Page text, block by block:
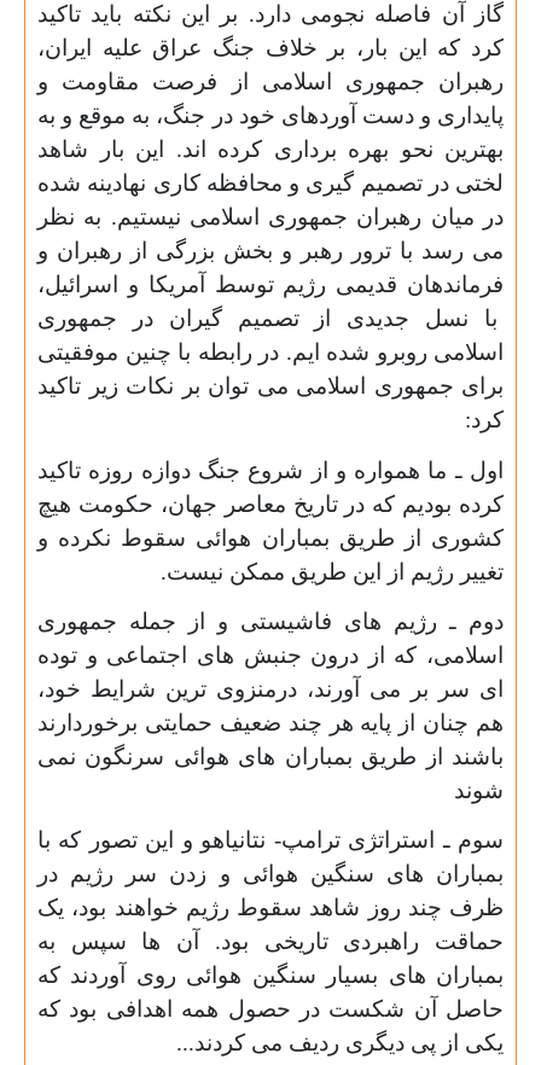
گاز آن فاصله نجومی دارد. بر این نکته باید تاکید
کرد که این بار، بر خلاف جنگ عراق علیه ایران،
رهبران جمهوری اسلامی از فرصت مقاومت و
پایداری و دست آوردهای خود در جنگ، به موقع و به
بهترین نحو بهره برداری کرده اند. این بار شاهد
لختی در تصمیم گیری و محافظه کاری نهادینه شده
در میان رهبران جمهوری اسلامی نیستیم. به نظر
می رسد با ترور رهبر و بخش بزرگی از رهبران و
فرماندهان قدیمی رژیم توسط آمریکا و اسرائیل،
با نسل جدیدی از تصمیم گیران در جمهوری
اسلامی روبرو شده ایم. در رابطه با چنین موفقیتی
برای جمهوری اسلامی می توان بر نکات زیر تاکید
کرد:
اول ـ ما همواره و از شروع جنگ دوازه روزه تاکید
کرده بودیم که در تاریخ معاصر جهان، حکومت هیچ
کشوری از طریق بمباران هوائی سقوط نکرده و
تغییر رژیم از این طریق ممکن نیست.
دوم ـ رژیم های فاشیستی و از جمله جمهوری
اسلامی، که از درون جنبش های اجتماعی و توده
ای سر بر می آورند، درمنزوی ترین شرایط خود،
هم چنان از پایه هر چند ضعیف حمایتی برخوردارند
باشند از طریق بمباران های هوائی سرنگون نمی
شوند
سوم ـ استراتژی ترامپ- نتانیاهو و این تصور که با
بمباران های سنگین هوائی و زدن سر رژیم در
ظرف چند روز شاهد سقوط رژیم خواهند بود، یک
حماقت راهبردی تاریخی بود. آن ها سپس به
بمباران های بسیار سنگین هوائی روی آوردند که
حاصل آن شکست در حصول همه اهدافی بود که
یکی از پی دیگری ردیف می کردند...